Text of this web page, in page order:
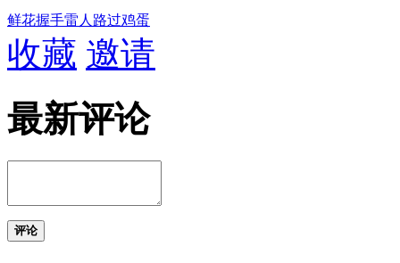
鲜花握手雷人 路过鸡蛋
收藏 邀请
最新评论
评论